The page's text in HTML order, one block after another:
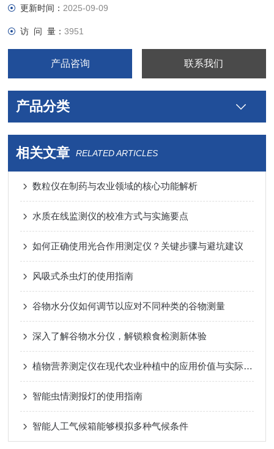
更新时间： 2025-09-09
访 问 量：3951
产品咨询 联系我们
产品分类
相关文章 RELATED ARTICLES
数粒仪在制药与农业领域的核心功能解析
水质在线监测仪的校准方式与实施要点
如何正确使用光合作用测定仪？关键步骤与避坑建议
风吸式杀虫灯的使用指南
谷物水分仪如何调节以应对不同种类的谷物测量
深入了解谷物水分仪，解锁粮食检测新体验
植物营养测定仪在现代农业种植中的应用价值与实际作用
智能虫情测报灯的使用指南
智能人工气候箱能够模拟多种气候条件